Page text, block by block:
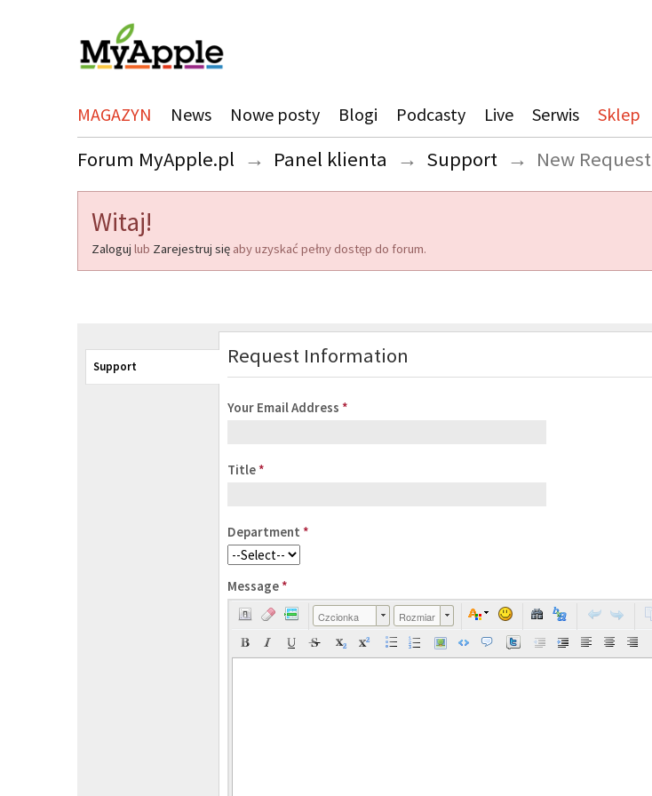
MAGAZYN News Nowe posty Blogi Podcasty Live Serwis Sklep
Forum MyApple.pl → Panel klienta → Support → New Request
Witaj!
Zaloguj lub Zarejestruj się aby uzyskać pełny dostęp do forum.
Support Request Information
Your Email Address *
Title *
Department *
Message *
Czcionka Rozmiar